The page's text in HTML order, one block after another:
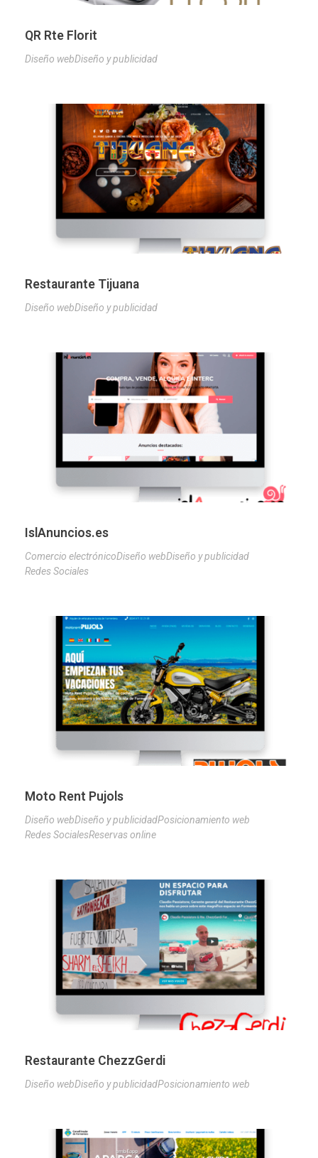
QR Rte Florit
Diseño webDiseño y publicidad
Restaurante Tijuana
Diseño webDiseño y publicidad
IslAnuncios.es
Comercio electrónicoDiseño webDiseño y publicidad
Redes Sociales
Moto Rent Pujols
Diseño webDiseño y publicidadPosicionamiento web
Redes SocialesReservas online
Restaurante ChezzGerdi
Diseño webDiseño y publicidadPosicionamiento web